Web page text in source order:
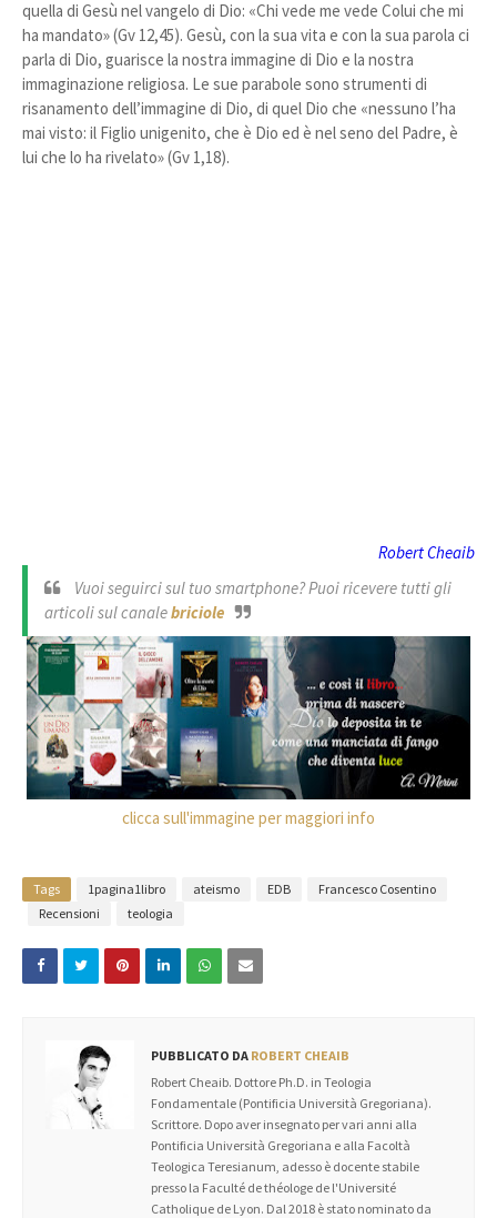
quella di Gesù nel vangelo di Dio: «Chi vede me vede Colui che mi
ha mandato» (Gv 12,45). Gesù, con la sua vita e con la sua parola ci
parla di Dio, guarisce la nostra immagine di Dio e la nostra
immaginazione religiosa. Le sue parabole sono strumenti di
risanamento dell’immagine di Dio, di quel Dio che «nessuno l’ha
mai visto: il Figlio unigenito, che è Dio ed è nel seno del Padre, è
lui che lo ha rivelato» (Gv 1,18).
Robert Cheaib
Vuoi seguirci sul tuo smartphone? Puoi ricevere tutti gli
articoli sul canalebriciole
clicca sull'immagine per maggiori info
Tags 1pagina1libro ateismo EDB
Francesco Cosentino
Recensioni
teologia
PUBBLICATO DA ROBERT CHEAIB
Robert Cheaib. Dottore Ph.D. in Teologia
Fondamentale (Pontificia Università Gregoriana).
Scrittore. Dopo aver insegnato per vari anni alla
Pontificia Università Gregoriana e alla Facoltà
Teologica Teresianum, adesso è docente stabile
presso la Faculté de théologe de l'Université
Catholique de Lyon. Dal 2018 è stato nominato da